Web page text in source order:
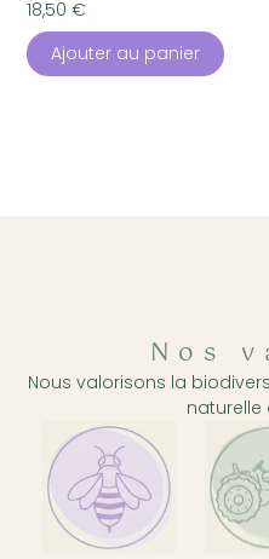
Note
5.00
sur 5
18,50€
Ajouter au panier
Nos
Nous valorisons la
naturelle